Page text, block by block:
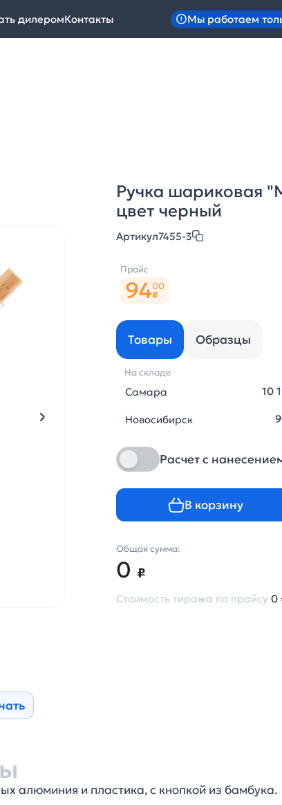
дилеромКонтакты Мы работаем
Ручка шариковая
цвет черный
Артикул7455-3
Прайс
9400
₽
Товары Образцы
На складе
Самара 10
Новосибирск
Расчет с
В корзину
Общая сумма:
0 ₽
Стоимость тиража по прайсу 0
алюминия и пластика, с кнопкой из бамбука.